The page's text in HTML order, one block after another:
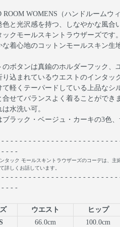
ROOM WOMENS（ハンドルームウ
色と光沢感を持つ、しなやかな風
ックモールスキントラウザーズです。
な着心地のコットンモールスキン生
のボタンは真鍮のホルダーフック、
り込まれているウエストのインタッ
て軽くテーパードしている上品なシ
合せてバランスよく着ることができ
水洗い可。
ブラック・ベージュ・カーキの3色
- - - - - - - - - - - - - - - - - - - - - - - -
- - - -
タック モールスキントラウザーズのコーデは、主
詳しくお話しています。
- - - - - - - - - - - - - - - - - - - - - - - -
- - - -
ウエスト ヒップ
66.0cm 100.0cm